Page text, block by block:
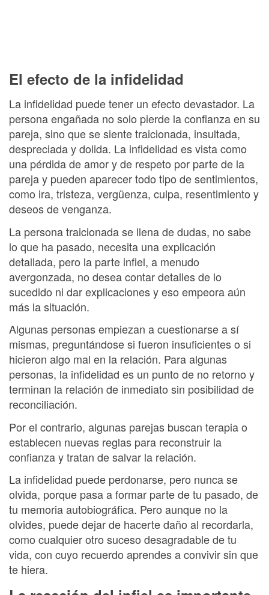
El efecto de la infidelidad
La infidelidad puede tener un efecto devastador. La
persona engañada no solo pierde la confianza en su
pareja, sino que se siente traicionada, insultada,
despreciada y dolida. La infidelidad es vista como
una pérdida de amor y de respeto por parte de la
pareja y pueden aparecer todo tipo de sentimientos,
como ira, tristeza, vergüenza, culpa, resentimiento y
deseos de venganza.
La persona traicionada se llena de dudas, no sabe
lo que ha pasado, necesita una explicación
detallada, pero la parte infiel, a menudo
avergonzada, no desea contar detalles de lo
sucedido ni dar explicaciones y eso empeora aún
más la situación.
Algunas personas empiezan a cuestionarse a sí
mismas, preguntándose si fueron insuficientes o si
hicieron algo mal en la relación. Para algunas
personas, la infidelidad es un punto de no retorno y
terminan la relación de inmediato sin posibilidad de
reconciliación.
Por el contrario, algunas parejas buscan terapia o
establecen nuevas reglas para reconstruir la
confianza y tratan de salvar la relación.
La infidelidad puede perdonarse, pero nunca se
olvida, porque pasa a formar parte de tu pasado, de
tu memoria autobiográfica. Pero aunque no la
olvides, puede dejar de hacerte daño al recordarla,
como cualquier otro suceso desagradable de tu
vida, con cuyo recuerdo aprendes a convivir sin que
te hiera.